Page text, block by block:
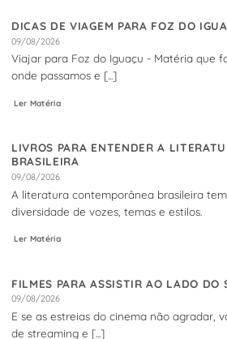
DICAS DE VIAGEM PARA FOZ DO
09/08/2026
Viajar para Foz do Iguaçu - Matéria que
onde passamos e [...]
Ler Matéria
LIVROS PARA ENTENDER A
BRASILEIRA
09/08/2026
A literatura contemporânea brasileira
diversidade de vozes, temas e estilos.
Ler Matéria
FILMES PARA ASSISTIR AO LADO DO
09/08/2026
E se as estreias do cinema não agradar,
de streaming e [...]